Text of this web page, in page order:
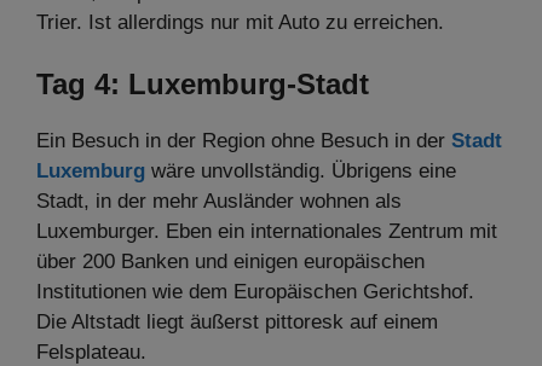
Trier. Ist allerdings nur mit Auto zu erreichen.
Tag 4: Luxemburg-Stadt
Ein Besuch in der Region ohne Besuch in der Stadt
Luxemburg wäre unvollständig. Übrigens eine
Stadt, in der mehr Ausländer wohnen als
Luxemburger. Eben ein internationales Zentrum mit
über 200 Banken und einigen europäischen
Institutionen wie dem Europäischen Gerichtshof.
Die Altstadt liegt äußerst pittoresk auf einem
Felsplateau.